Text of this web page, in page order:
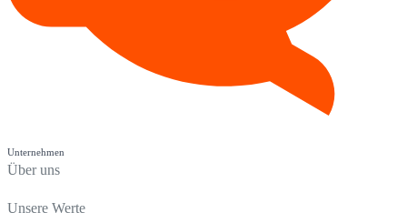
Unternehmen
Über uns
Unsere Werte